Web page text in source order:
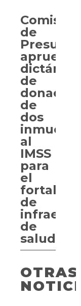
Comisión
de
aprueba
de
donación
de
dos
al
IMSS
para
el
de
de
salud
OTRAS